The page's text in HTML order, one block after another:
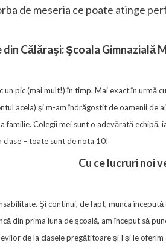
de meseria ce poate atinge
din Călăraşi:Şcoala Gimnazială
pic (mai mult!) în timp. Mai exact în urmă
acela) şi m-am îndrăgostit de oamenii de
Colegii mei sunt o adevărată echipă,
– toate sunt de nota 10!
Cu ce lucruri noi
Şi continui, de fapt, munca
din prima luna de şcoală, am început să
de la clasele pregătitoare şi I şi le